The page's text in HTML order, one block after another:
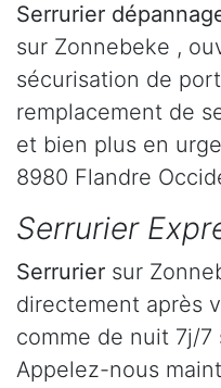
Serrurier
sur Zonnebeke ,
sécurisation de
remplacement de
et bien plus en
8980 Flandre
Serrurier
Serrurier sur
directement après
comme de nuit 7j/7
Appelez-nous